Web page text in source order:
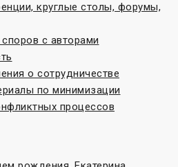
круглые столы, форумы,
с авторами
о сотрудничестве
по минимизации
процессов